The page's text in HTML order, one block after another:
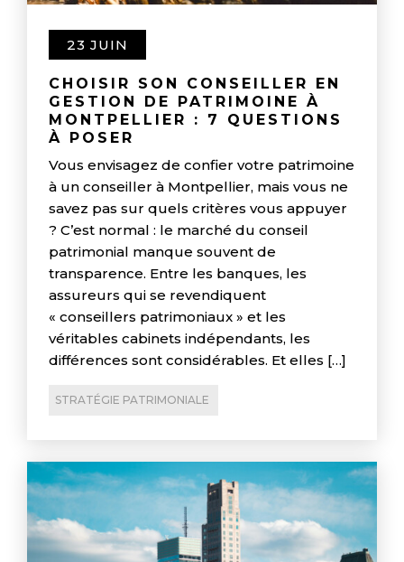
23 JUIN
CHOISIR SON CONSEILLER EN
GESTION DE PATRIMOINE À
MONTPELLIER : 7 QUESTIONS
À POSER
Vous envisagez de confier votre patrimoine
à un conseiller à Montpellier, mais vous ne
savez pas sur quels critères vous appuyer
? C’est normal : le marché du conseil
patrimonial manque souvent de
transparence. Entre les banques, les
assureurs qui se revendiquent
« conseillers patrimoniaux » et les
véritables cabinets indépendants, les
différences sont considérables. Et elles […]
STRATÉGIE PATRIMONIALE